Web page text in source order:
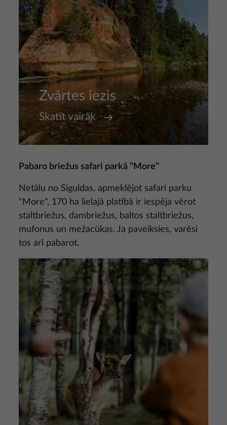
Zvārtes iezis
Skatīt vairāk
Pabaro briežus safari parkā "More"
Netālu no Siguldas, apmeklējot safari parku
"More", 170 ha lielajā platībā ir iespēja vērot
staltbriežus, dambriežus, baltos staltbriežus,
mufonus un mežacūkas. Ja paveiksies, varēsi
tos arī pabarot.